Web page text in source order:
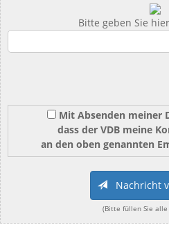
Bitte geben Sie
Mit Absenden meiner
dass der VDB meine
an den oben genannten
Nachricht
(Bitte füllen Sie alle